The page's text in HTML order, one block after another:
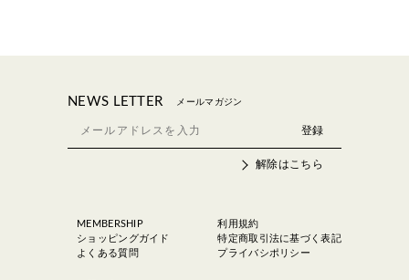
NEWS LETTER メールマガジン
解除はこちら
MEMBERSHIP
ショッピングガイド
よくある質問
利用規約
特定商取引法に基づく表記
プライバシポリシー